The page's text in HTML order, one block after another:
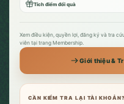
Tích điểm đổi quà
Xem điều kiện, quyền lợi, đăng ký và tra
viên tại trang Membership.
Giới thiệu &
CẦN KIỂM TRA LẠI TÀI KHOẢN?